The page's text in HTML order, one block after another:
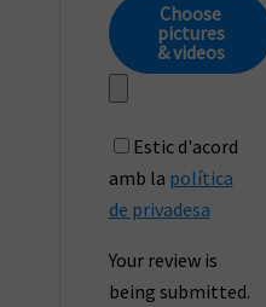
Choose
pictures
& videos
Estic d'acord
amb la política
de privadesa
Your review is
being submitted.